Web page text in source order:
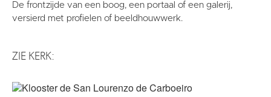
De frontzijde van een boog, een portaal of een galerij,
versierd met profielen of beeldhouwwerk.
ZIE KERK: